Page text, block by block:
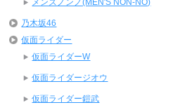
メンズノンノ(MEN'S NON-NO)
乃木坂46
仮面ライダー
仮面ライダーW
仮面ライダージオウ
仮面ライダー鎧武